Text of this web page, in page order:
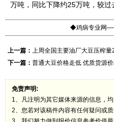
万吨，同比下降约25万吨，较过
◆鸡病专业网
上一篇： 上周全国主要油厂大豆压榨量
下一篇： 普通大豆价格走低 优质货源
免责声明:
1、凡注明为其它媒体来源的信息，
2、您若对该稿件内容有任何疑问或